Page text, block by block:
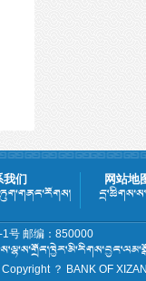
我们 网站地
号 邮编：850000
Copyright ？ BANK OF